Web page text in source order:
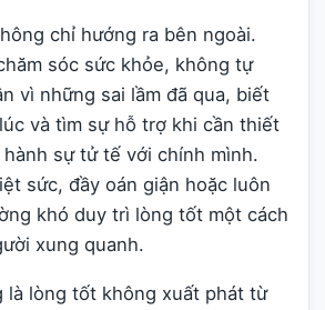
chỉ hướng ra bên ngoài.
sóc sức khỏe, không tự
vì những sai lầm đã qua, biết
và tìm sự hỗ trợ khi cần thiết
sự tử tế với chính mình.
sức, đầy oán giận hoặc luôn
khó duy trì lòng tốt một cách
xung quanh.
là lòng tốt không xuất phát từ